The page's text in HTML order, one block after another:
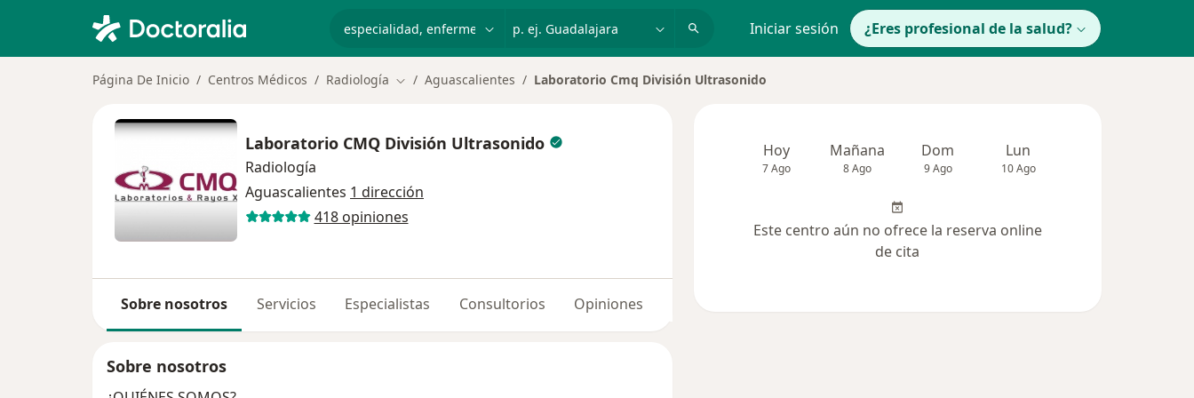
Iniciar sesión ¿Eres profesional de la salud?
Página De Inicio Centros Médicos Radiología Cambiar de ciudad
Aguascalientes Laboratorio Cmq División Ultrasonido
Laboratorio CMQ División Ultrasonido
Radiología
Aguascalientes 1 dirección
418 opiniones
Sobre nosotros Servicios Especialistas Consultorios Opiniones
Sobre nosotros
Hoy
7 Ago
Mañana
8 Ago
Dom
9 Ago
Lun
10 Ago
Este centro aún no ofrece la reserva online
de cita